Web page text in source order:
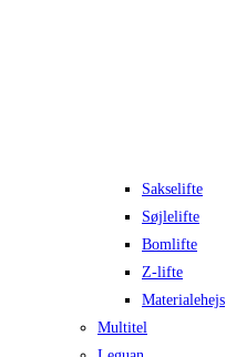
Sakselifte
Søjlelifte
Bomlifte
Z-lifte
Materialehejs
Multitel